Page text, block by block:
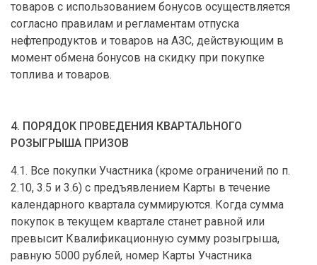
товаров с использованием бонусов осуществляется
согласно правилам и регламентам отпуска
нефтепродуктов и товаров на АЗС, действующим в
момент обмена бонусов на скидку при покупке
топлива и товаров.
4. ПОРЯДОК ПРОВЕДЕНИЯ КВАРТАЛЬНОГО
РОЗЫГРЫША ПРИЗОВ
4.1. Все покупки Участника (кроме ограничений по п.
2.10, 3.5 и 3.6) с предъявлением Карты в течение
календарного квартала суммируются. Когда сумма
покупок в текущем квартале станет равной или
превысит Квалификационную сумму розыгрыша,
равную 5000 рублей, номер Карты Участника